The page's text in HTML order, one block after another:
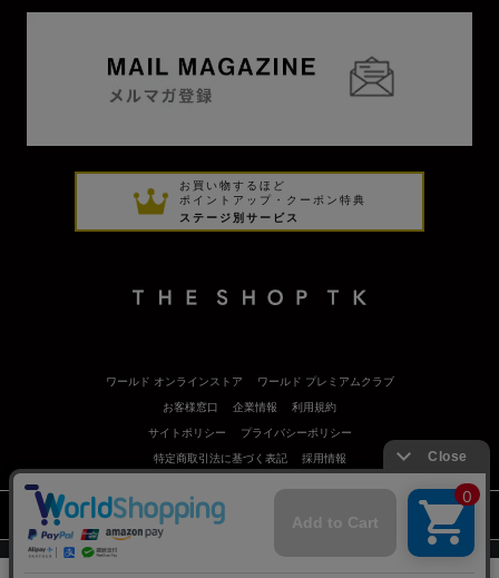
お買い物するほど
ポイントアップ・クーポン特典
ステージ別サービス
ワールド オンラインストア ワールド プレミアムクラブ
お客様窓口 企業情報 利用規約
サイトポリシー プライバシーポリシー
特定商取引法に基づく表記 採用情報
Copyrights©WORLD CO.,LTD. All rights reserved.
スマートフォン ｜PC